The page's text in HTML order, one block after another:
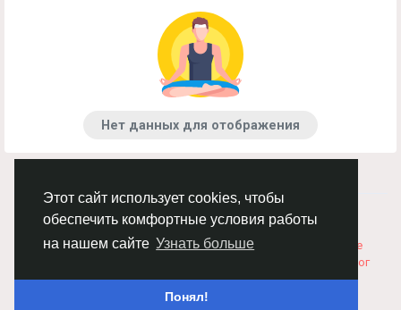
Этот сайт использует cookies, чтобы
обеспечить комфортные условия работы
на нашем сайте Узнать больше
Понял!
Нет данных для отображения
© 2026 Chimba!
Русский
Правила размещения и покупки товаров
Как добавить
вакансию
Правила размещения статей
Соглашение
Каталог